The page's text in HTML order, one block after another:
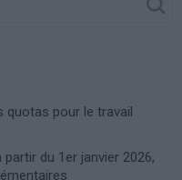
quotas pour le travail
du 1er janvier 2026,